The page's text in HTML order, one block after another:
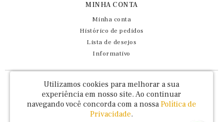
MINHA CONTA
Minha conta
Histórico de pedidos
Lista de desejos
Informativo
Fernando Maluhy Cia Ltda - CNPJ: 60.458.825/0001-86
Rua Dr Euclydes da Cunha, 47 - Brás - São Paulo / SP - CEP 03016-030
Utilizamos cookies para melhorar a sua
experiência em nosso site. Ao continuar
navegando você concorda com a nossa Política de
Privacidade.